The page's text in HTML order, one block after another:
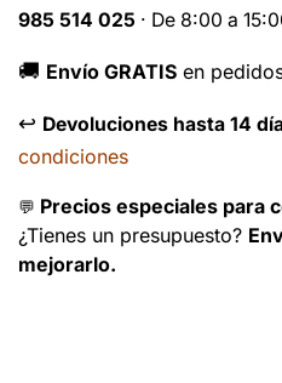
985 514 025 · De 8:00 a
🚚 Envío GRATIS en
↩️ Devoluciones hasta 14
condiciones
💬 Precios especiales para
¿Tienes un presupuesto?
mejorarlo.